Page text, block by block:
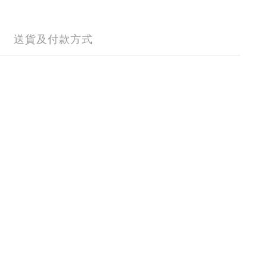
送貨及付款方式